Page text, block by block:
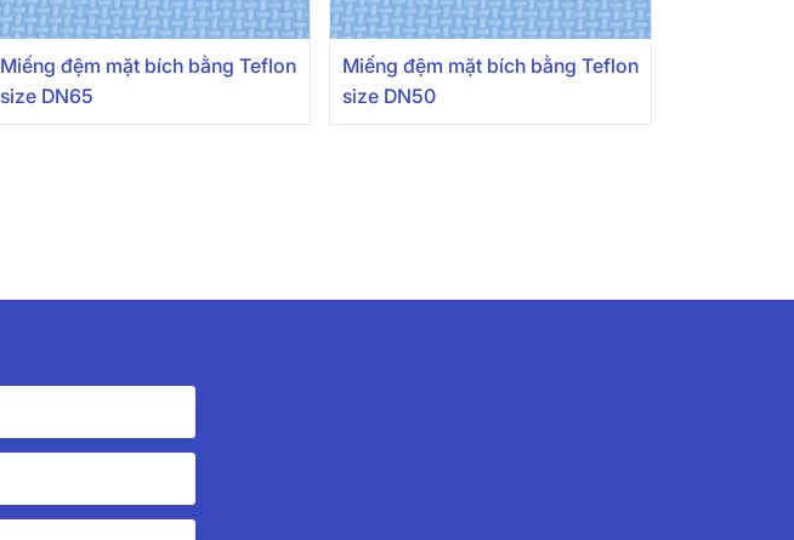
Miếng đệm mặt bích bằng Teflon
size DN65
Miếng đệm mặt bích bằng Teflon
size DN50